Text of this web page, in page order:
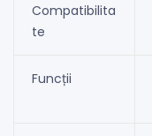
Compatibilita
te
Funcții